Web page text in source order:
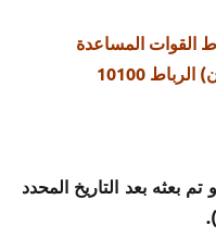
القوات المساعدة
بعثه بعد التاريخ المحدد